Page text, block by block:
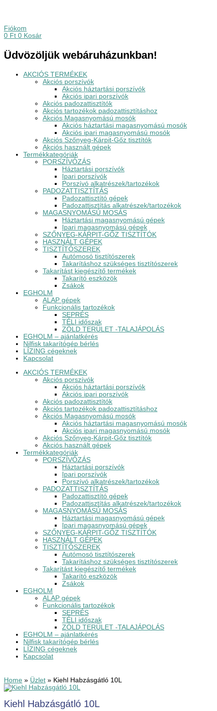
Fiókom
0 Ft 0 Kosár
Üdvözöljük webáruházunkban!
AKCIÓS TERMÉKEK
Akciós porszívók
Akciós háztartási porszívók
Akciós ipari porszívók
Akciós padozattisztítók
Akciós tartozékok padozattisztításhoz
Akciós Magasnyomású mosók
Akciós háztartási magasnyomású mosók
Akciós ipari magasnyomású mosók
Akciós Szőnyeg-Kárpit-Gőz tisztítók
Akciós használt gépek
Termékkategóriák
PORSZÍVÓZÁS
Háztartási porszívók
Ipari porszívók
Porszívó alkatrészek/tartozékok
PADOZATTISZTÍTÁS
Padozattisztító gépek
Padozattisztítás alkatrészek/tartozékok
MAGASNYOMÁSÚ MOSÁS
Háztartási magasnyomású gépek
Ipari magasnyomású gépek
SZŐNYEG-KÁRPIT-GŐZ TISZTÍTÓK
HASZNÁLT GÉPEK
TISZTÍTÓSZEREK
Autómosó tisztítószerek
Takarításhoz szükséges tisztítószerek
Takarítást kiegészítő termékek
Takarító eszközök
Zsákok
EGHOLM
ALAP gépek
Funkcionális tartozékok
SEPRÉS
TÉLI időszak
ZÖLD TERÜLET -TALAJÁPOLÁS
EGHOLM – ajánlatkérés
Nilfisk takarítógép bérlés
LÍZING cégeknek
Kapcsolat
AKCIÓS TERMÉKEK
Akciós porszívók
Akciós háztartási porszívók
Akciós ipari porszívók
Akciós padozattisztítók
Akciós tartozékok padozattisztításhoz
Akciós Magasnyomású mosók
Akciós háztartási magasnyomású mosók
Akciós ipari magasnyomású mosók
Akciós Szőnyeg-Kárpit-Gőz tisztítók
Akciós használt gépek
Termékkategóriák
PORSZÍVÓZÁS
Háztartási porszívók
Ipari porszívók
Porszívó alkatrészek/tartozékok
PADOZATTISZTÍTÁS
Padozattisztító gépek
Padozattisztítás alkatrészek/tartozékok
MAGASNYOMÁSÚ MOSÁS
Háztartási magasnyomású gépek
Ipari magasnyomású gépek
SZŐNYEG-KÁRPIT-GŐZ TISZTÍTÓK
HASZNÁLT GÉPEK
TISZTÍTÓSZEREK
Autómosó tisztítószerek
Takarításhoz szükséges tisztítószerek
Takarítást kiegészítő termékek
Takarító eszközök
Zsákok
EGHOLM
ALAP gépek
Funkcionális tartozékok
SEPRÉS
TÉLI időszak
ZÖLD TERÜLET -TALAJÁPOLÁS
EGHOLM – ajánlatkérés
Nilfisk takarítógép bérlés
LÍZING cégeknek
Kapcsolat
Home » Üzlet » Kiehl Habzásgátló 10L
Kiehl Habzásgátló 10L